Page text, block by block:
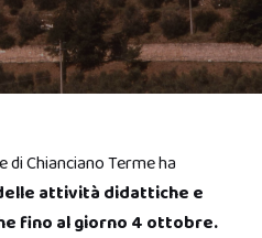
di Chianciano Terme ha
attività didattiche e
fino al giorno 4 ottobre.